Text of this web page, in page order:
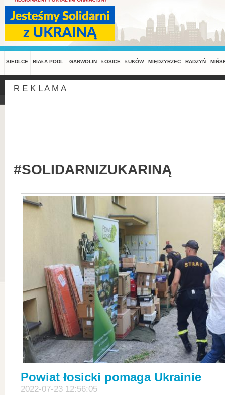
SIEDLCE BIAŁA PODL. GARWOLIN ŁOSICE ŁUKÓW MIĘDZYRZEC RADZYŃ
R E K L A M A
#SOLIDARNIZUKARINĄ
Powiat łosicki pomaga Ukrainie
2022-07-23 12:56:05